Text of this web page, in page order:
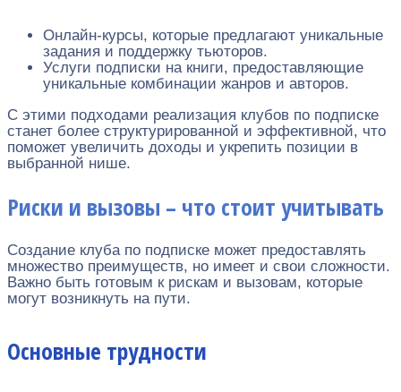
Онлайн-курсы, которые предлагают уникальные
задания и поддержку тьюторов.
Услуги подписки на книги, предоставляющие
уникальные комбинации жанров и авторов.
С этими подходами реализация клубов по подписке
станет более структурированной и эффективной, что
поможет увеличить доходы и укрепить позиции в
выбранной нише.
Риски и вызовы – что стоит учитывать
Создание клуба по подписке может предоставлять
множество преимуществ, но имеет и свои сложности.
Важно быть готовым к рискам и вызовам, которые
могут возникнуть на пути.
Основные трудности